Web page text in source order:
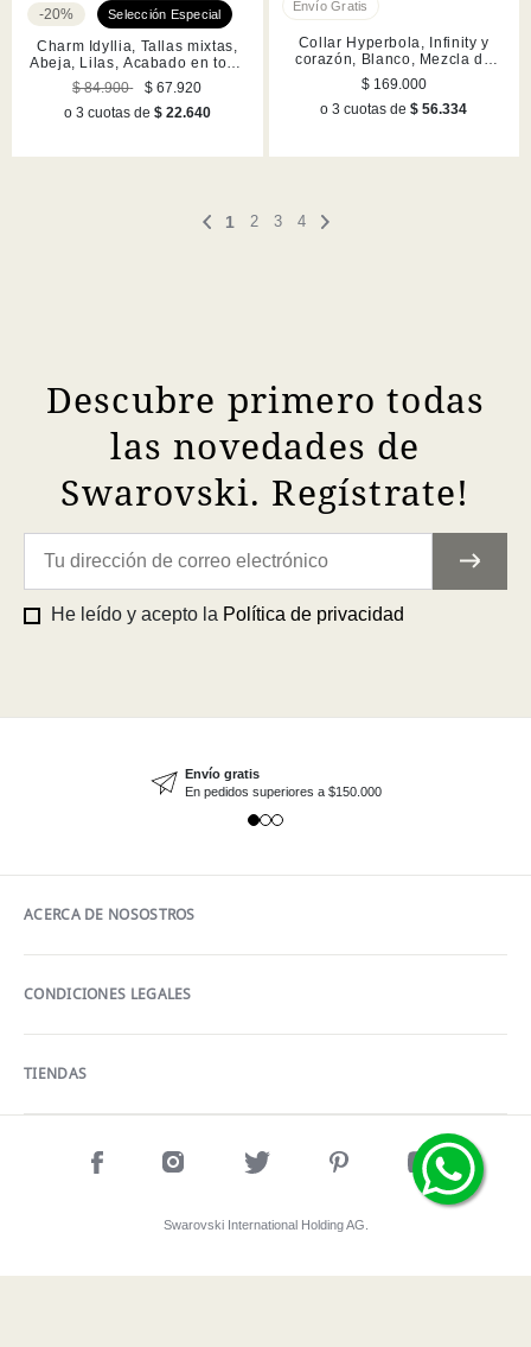
-20%
Charm Idyllia, Tallas mixtas,
Abeja, Lilas, Acabado en tono
oro
$ 84.900
$ 67.920
o 3 cuotas de $ 22.640
Collar Hyperbola, Infinity y
corazón, Blanco, Mezcla de
acabados
$ 169.000
o 3 cuotas de$ 56.334
1 2 3 4
Descubre primero todas
las novedades de
Swarovski. Regístrate!
He leído y acepto la Política de privacidad
Envío gratis
En pedidos superiores a $150.000
ACERCA DE NOSOSTROS
CONDICIONES LEGALES
TIENDAS
Swarovski International Holding AG.